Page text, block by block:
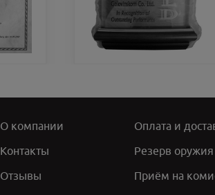
О компании
Контакты
Отзывы
Оплата и
Резерв оружия
Приём на